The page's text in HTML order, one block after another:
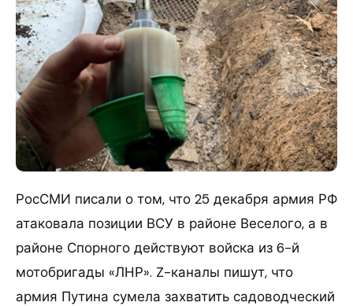
РосСМИ писали о том, что 25 декабря армия РФ
атаковала позиции ВСУ в районе Веселого, а в
районе Спорного действуют войска из 6-й
мотобригады «ЛНР». Z-каналы пишут, что
армия Путина сумела захватить садоводческий